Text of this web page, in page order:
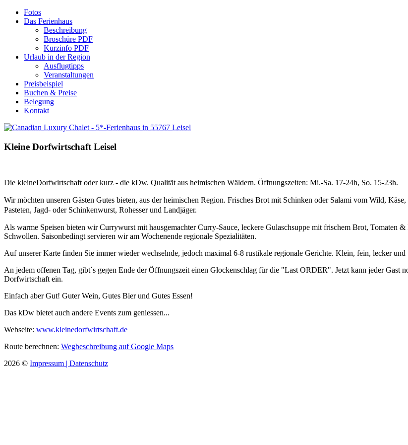
Fotos
Das Ferienhaus
Beschreibung
Broschüre PDF
Kurzinfo PDF
Urlaub in der Region
Ausflugtipps
Veranstaltungen
Preisbeispiel
Buchen & Preise
Belegung
Kontakt
Kleine Dorfwirtschaft Leisel
Die kleineDorfwirtschaft oder kurz - die kDw. Qualität aus heimischen Wäldern. Öffnungszeiten: Mi.-Sa. 17-24h, So. 15-23h.
Wir möchten unseren Gästen Gutes bieten, aus der heimischen Region. Frisches Brot mit Schinken oder Salami vom Wild,
Pasteten, Jagd- oder Schinkenwurst, Rohesser und Landjäger.
Als warme Speisen bieten wir Currywurst mit hausgemachter Curry-Sauce, leckere Gulaschsuppe mit frischem Brot, Tomaten
Schwollen. Saisonbedingt servieren wir am Wochenende regionale Spezialitäten.
Auf unserer Karte finden Sie immer wieder wechselnde, jedoch maximal 6-8 rustikale regionale Gerichte. Klein, fein, lecker und
An jedem offenen Tag, gibt´s gegen Ende der Öffnungszeit einen Glockenschlag für die "Last ORDER". Jetzt kann jeder Gast
Dorfwirtschaft ein.
Einfach aber Gut! Guter Wein, Gutes Bier und Gutes Essen!
Das kDw bietet auch andere Events zum geniessen...
Webseite: www.kleinedorfwirtschaft.de
Route berechnen: Wegbeschreibung auf Google Maps
2026 © Impressum | Datenschutz